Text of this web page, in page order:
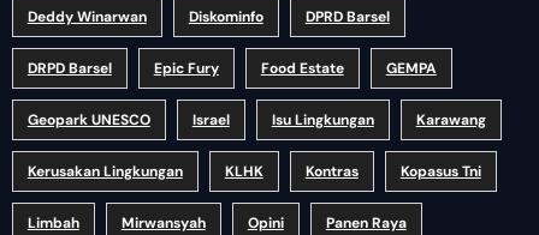
Deddy Winarwan Diskominfo DPRD Barsel
DRPD Barsel Epic Fury Food Estate GEMPA
Geopark UNESCO Israel Isu Lingkungan Karawang
Kerusakan Lingkungan KLHK Kontras Kopasus Tni
Limbah Mirwansyah Opini Panen Raya